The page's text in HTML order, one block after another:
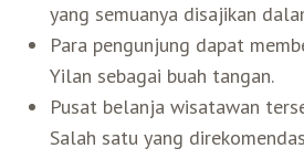
yang semuanya disajikan
Para pengunjung dapat
Yilan sebagai buah tangan.
Pusat belanja wisatawan
Salah satu yang